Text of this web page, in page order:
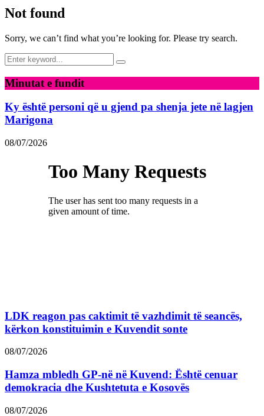
Not found
Sorry, we can’t find what you’re looking for. Please try search.
Search
for:
Search
Minutat e fundit
Ky është personi që u gjend pa shenja jete në lagjen
Marigona
08/07/2026
LDK reagon pas caktimit të vazhdimit të seancës,
kërkon konstituimin e Kuvendit sonte
08/07/2026
Hamza mbledh GP-në në Kuvend: Është cenuar
demokracia dhe Kushtetuta e Kosovës
08/07/2026